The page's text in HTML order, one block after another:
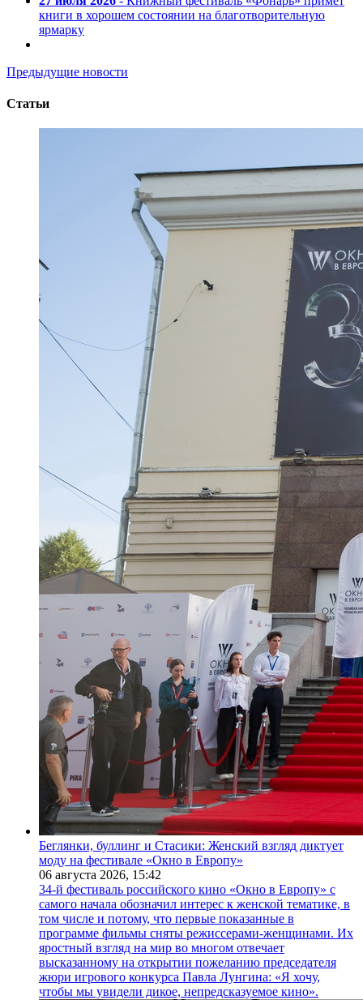
книги в хорошем состоянии на благотворительную
ярмарку
Предыдущие новости
Статьи
Беглянки, буллинг и Стасики: Женский взгляд диктует
моду на фестивале «Окно в Европу»
06 августа 2026, 15:42
34-й фестиваль российского кино «Окно в Европу» с
самого начала обозначил интерес к женской тематике, в
том числе и потому, что первые показанные в
программе фильмы сняты режиссерами-женщинами. Их
яростный взгляд на мир во многом отвечает
высказанному на открытии пожеланию председателя
жюри игрового конкурса Павла Лунгина: «Я хочу,
чтобы мы увидели дикое, непредсказуемое кино».